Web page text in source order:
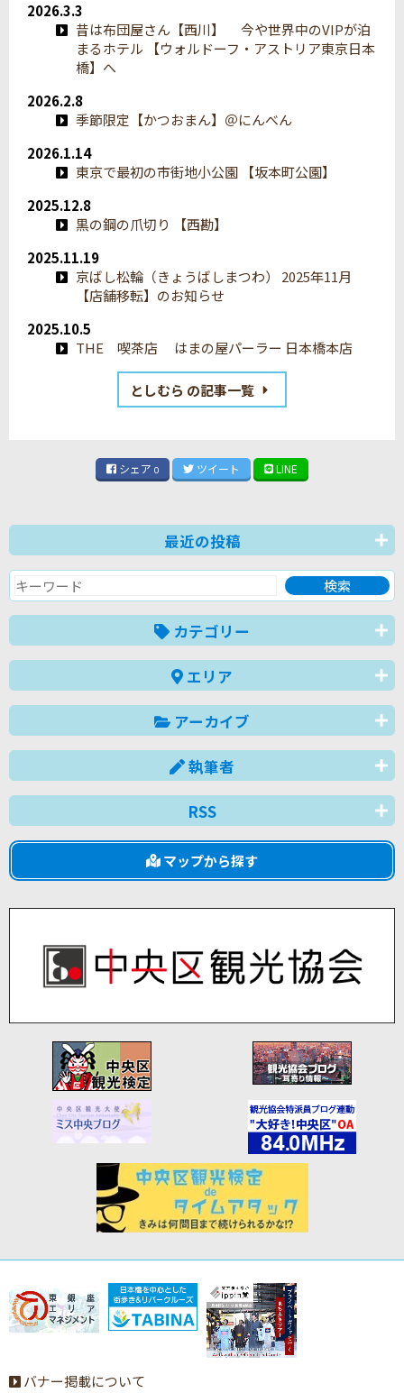
2026.3.3
昔は布団屋さん【西川】 今や世界中のVIPが泊
まるホテル 【ウォルドーフ・アストリア東京日本
橋】へ
2026.2.8
季節限定【かつおまん】＠にんべん
2026.1.14
東京で最初の市街地小公園 【坂本町公園】
2025.12.8
黒の鋼の爪切り 【西勘】
2025.11.19
京ばし松輪（きょうばしまつわ） 2025年11月
【店舗移転】のお知らせ
2025.10.5
THE 喫茶店 はまの屋パーラー 日本橋本店
としむら の記事一覧
シェア 0 ツイート LINE
最近の投稿
カテゴリー
エリア
アーカイブ
執筆者
RSS
マップから探す
バナー掲載について